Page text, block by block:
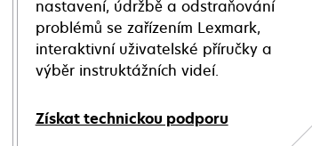
nastavení, údržbě a odstraňování
problémů se zařízením Lexmark,
interaktivní uživatelské příručky a
výběr instruktážních videí.
Získat technickou podporu